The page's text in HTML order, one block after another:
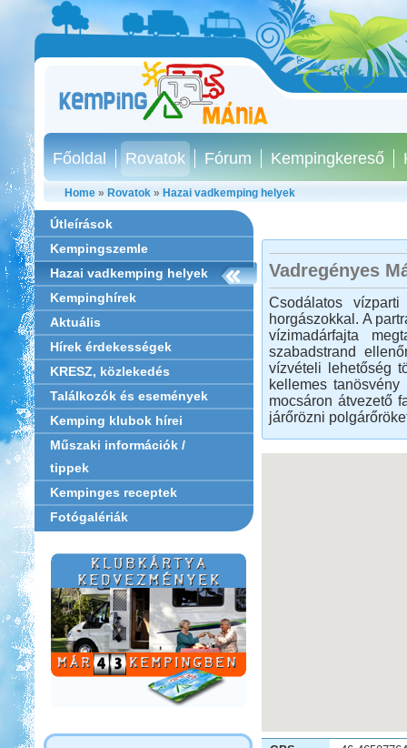
Főoldal Rovatok Fórum Kempingkereső
Home » Rovatok » Hazai vadkemping helyek
Útleírások
Kempingszemle
Hazai vadkemping helyek
Kempinghírek
Aktuális
Hírek érdekességek
KRESZ, közlekedés
Találkozók és események
Kemping klubok hírei
Műszaki információk /
tippek
Kempinges receptek
Fotógalériák
Vadregényes
Csodálatos
horgászokkal. A
vízimadárfajta
szabadstrand
vízvételi lehetőség
kellemes
mocsáron átvezető
járőrözni